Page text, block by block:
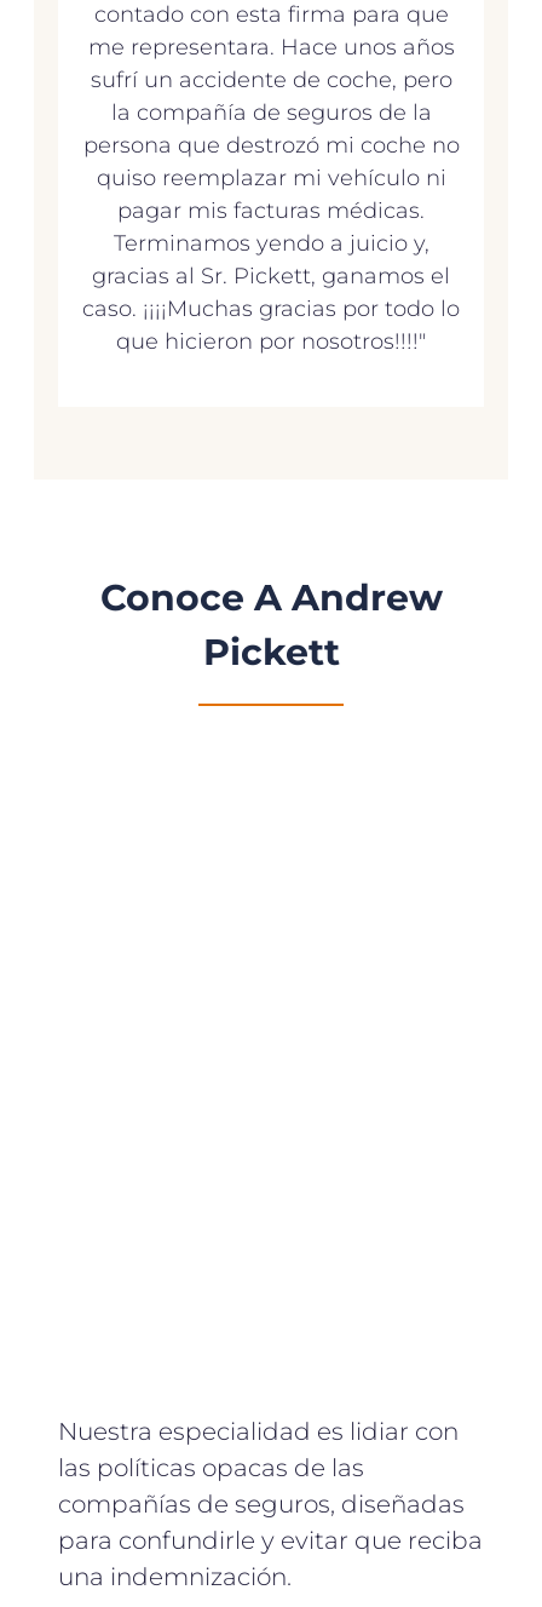
contado con esta firma para que
me representara. Hace unos años
sufrí un accidente de coche, pero
la compañía de seguros de la
persona que destrozó mi coche no
quiso reemplazar mi vehículo ni
pagar mis facturas médicas.
Terminamos yendo a juicio y,
gracias al Sr. Pickett, ganamos el
caso. ¡¡¡¡Muchas gracias por todo lo
que hicieron por nosotros!!!!"
Conoce A Andrew
Pickett
Nuestra especialidad es lidiar con
las políticas opacas de las
compañías de seguros, diseñadas
para confundirle y evitar que reciba
una indemnización.